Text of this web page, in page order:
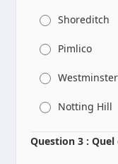
Shoreditch
Pimlico
Westminster
Notting Hill
Question 3 :